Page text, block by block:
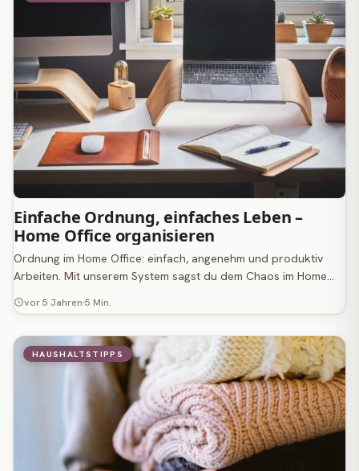
Einfache Ordnung, einfaches Leben –
Home Office organisieren
Ordnung im Home Office: einfach, angenehm und produktiv
Arbeiten. Mit unserem System sagst du dem Chaos im Home…
vor 5 Jahren 5 Min.
HAUSHALTSTIPPS